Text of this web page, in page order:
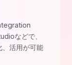
などで、
、活用が可能